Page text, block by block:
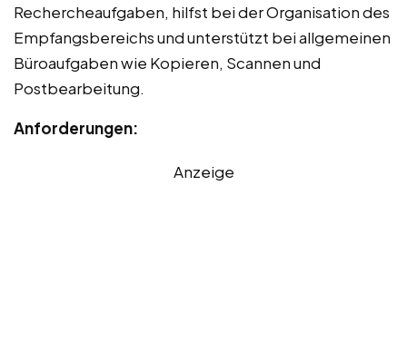
Rechercheaufgaben, hilfst bei der Organisation des
Empfangsbereichs und unterstützt bei allgemeinen
Büroaufgaben wie Kopieren, Scannen und
Postbearbeitung.
Anforderungen:
Anzeige